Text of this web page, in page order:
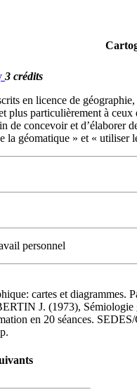
3 crédits
en licence de
plus particulièrement à
de concevoir et d’élaborer
la géomatique » et « utiliser
personnel
cartes et
J. (1973),
en 20 séances.